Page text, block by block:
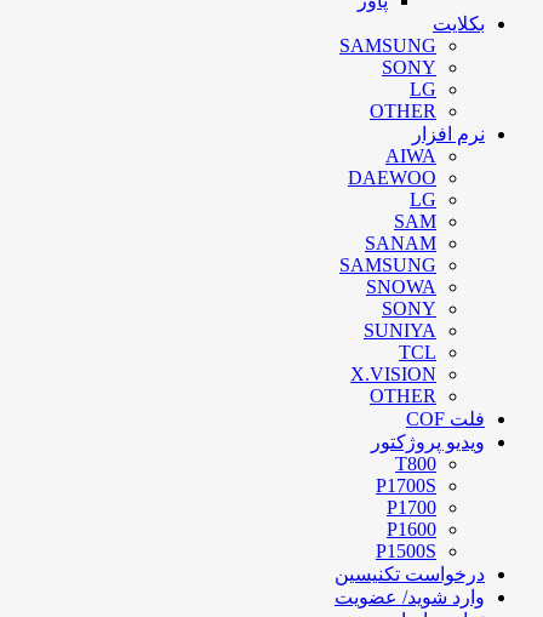
بکلایت
SAMSUNG
SONY
LG
OTHER
نرم افزار
AIWA
DAEWOO
LG
SAM
SANAM
SAMSUNG
SNOWA
SONY
SUNIYA
TCL
X.VISION
OTHER
فلت COF
ویدیو پروژکتور
T800
P1700S
P1700
P1600
P1500S
درخواست تکنیسین
وارد شوید/ عضویت